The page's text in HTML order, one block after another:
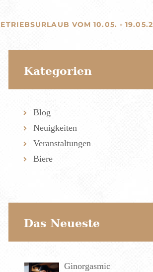
VOM 10.05. -
Kategorien
Blog
Neuigkeiten
Veranstaltungen
Biere
Das Neueste
Ginorgasmic